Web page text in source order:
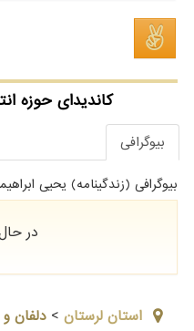
کاندیدای حوزه
بیوگرافی
بیوگرافی (زندگینامه) یحیی
در
استان لرستان > دلفان